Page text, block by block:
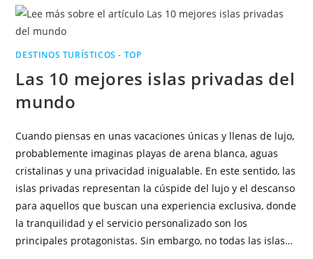
DESTINOS TURÍSTICOS - TOP
Las 10 mejores islas privadas del
mundo
Cuando piensas en unas vacaciones únicas y llenas de lujo,
probablemente imaginas playas de arena blanca, aguas
cristalinas y una privacidad inigualable. En este sentido, las
islas privadas representan la cúspide del lujo y el descanso
para aquellos que buscan una experiencia exclusiva, donde
la tranquilidad y el servicio personalizado son los
principales protagonistas. Sin embargo, no todas las islas…